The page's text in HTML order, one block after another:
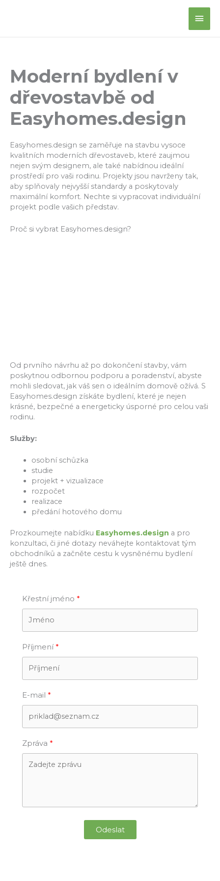
Moderní bydlení v
dřevostavbě od
Easyhomes.design
Easyhomes.design se zaměřuje na stavbu vysoce
kvalitních moderních dřevostaveb, které zaujmou
nejen svým designem, ale také nabídnou ideální
prostředí pro vaši rodinu. Projekty jsou navrženy tak,
aby splňovaly nejvyšší standardy a poskytovaly
maximální komfort. Nechte si vypracovat individuální
projekt podle vašich představ.
Proč si vybrat Easyhomes.design?
Od prvního návrhu až po dokončení stavby, vám
poskytnou odbornou podporu a poradenství, abyste
mohli sledovat, jak váš sen o ideálním domově ožívá. S
Easyhomes.design získáte bydlení, které je nejen
krásné, bezpečné a energeticky úsporné pro celou vaši
rodinu.
Služby:
osobní schůzka
studie
projekt + vizualizace
rozpočet
realizace
předání hotového domu
Prozkoumejte nabídku Easyhomes.design a pro
konzultaci, či jiné dotazy neváhejte kontaktovat tým
obchodníků a začněte cestu k vysněnému bydlení
ještě dnes.
Křestní jméno
Příjmení
E-mail
Zpráva
Odeslat